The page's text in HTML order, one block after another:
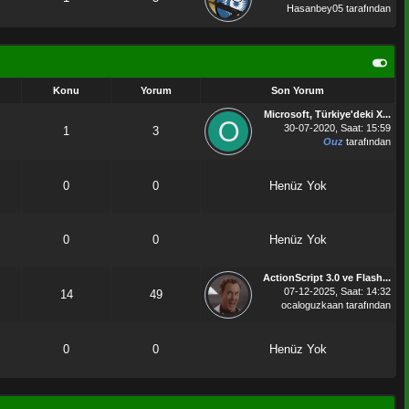
Hasanbey05 tarafından
Konu Yorum Son Yorum
1 3
Microsoft, Türkiye'deki X...
30-07-2020, Saat: 15:59
Ouz tarafından
0 0 Henüz Yok
0 0 Henüz Yok
14 49
ActionScript 3.0 ve Flash...
07-12-2025, Saat: 14:32
ocaloguzkaan tarafından
0 0 Henüz Yok